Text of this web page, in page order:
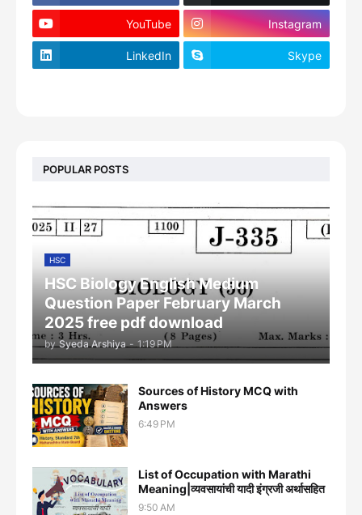
YouTube Instagram
LinkedIn Skype
POPULAR POSTS
HSC
HSC Biology English Medium
Question Paper February March
2025 free pdf download
by Syeda Arshiya - 1:19 PM
Sources of History MCQ with
Answers
6:49 PM
List of Occupation with Marathi
Meaning|व्यवसायांची यादी इंग्रजी अर्थासह‍ित
9:50 AM